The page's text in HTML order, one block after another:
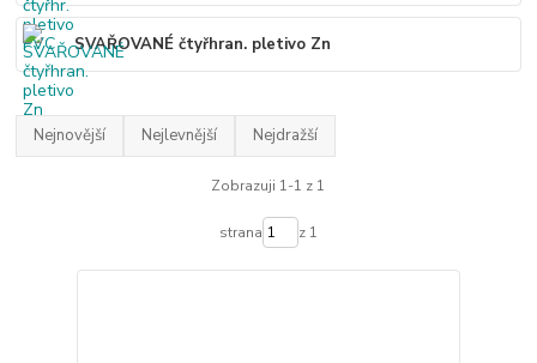
SVAŘOVANÉ čtyřhran. pletivo Zn
Nejnovější Nejlevnější Nejdražší
Zobrazuji 1-1 z 1
strana z 1